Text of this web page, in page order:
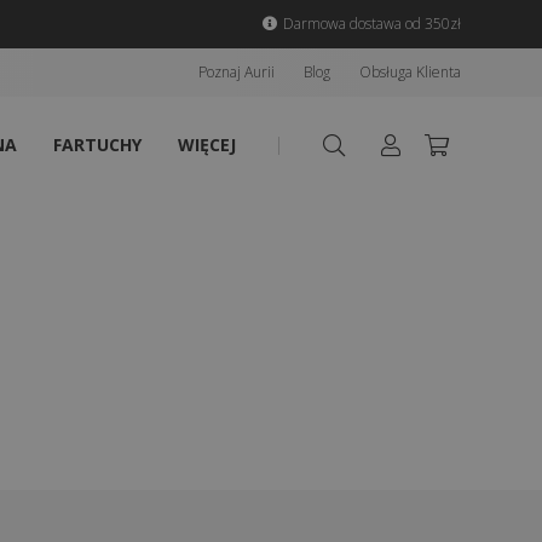
Darmowa dostawa od 350zł
Poznaj Aurii Blog Obsługa Klienta
FARTUCHY WIĘCEJ